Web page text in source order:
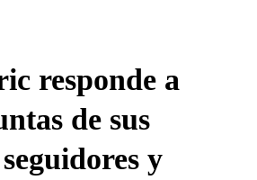
responde a
de sus
y